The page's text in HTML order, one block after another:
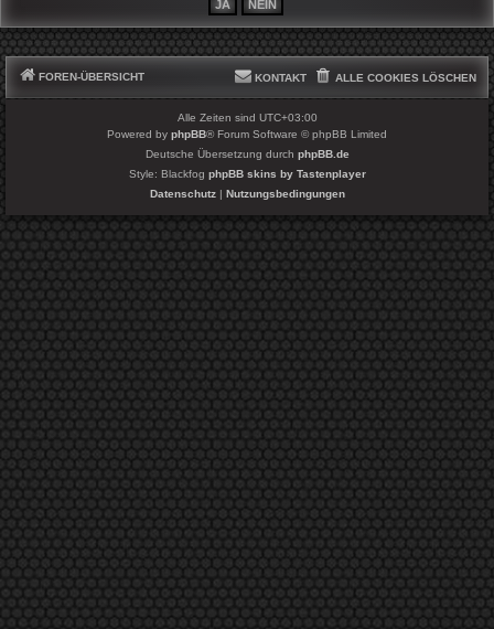
FOREN-ÜBERSICHT ALLE COOKIES LÖSCHEN
KONTAKT
Alle Zeiten sind UTC+03:00
Powered by phpBB® Forum Software © phpBB Limited
Deutsche Übersetzung durch phpBB.de
Style: Blackfog phpBB skins by Tastenplayer
Datenschutz| Nutzungsbedingungen